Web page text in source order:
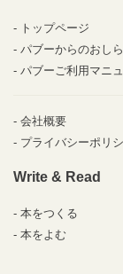
トップページ
パブーからのおし
パブーご利用マニ
会社概要
プライバシーポリ
Write & Read
本をつくる
本をよむ